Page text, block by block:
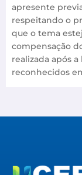
apresente
respeitando o
que o tema
compensação
realizada após
reconhecidos